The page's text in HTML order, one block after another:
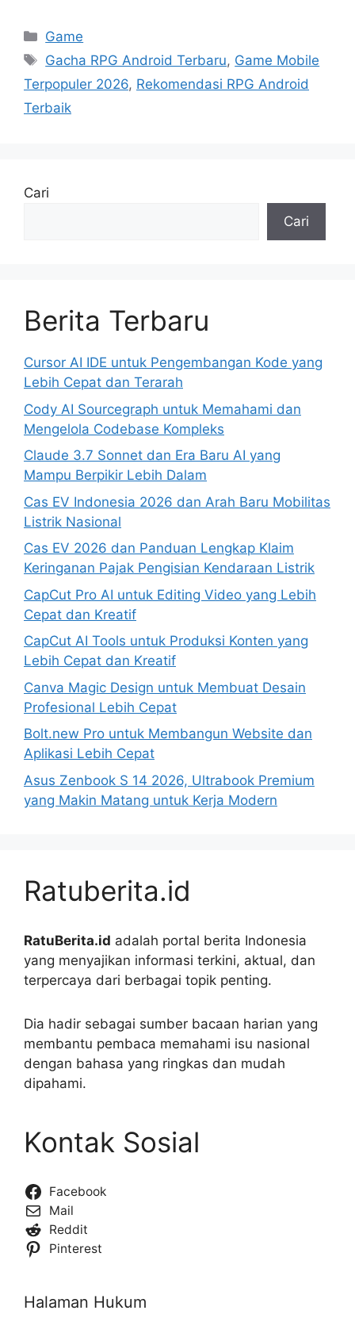
Kategori
Game
Tag
Gacha RPG Android Terbaru, Game Mobile
Terpopuler 2026, Rekomendasi RPG Android
Terbaik
Cari
Cari
Berita Terbaru
Cursor AI IDE untuk Pengembangan Kode yang
Lebih Cepat dan Terarah
Cody AI Sourcegraph untuk Memahami dan
Mengelola Codebase Kompleks
Claude 3.7 Sonnet dan Era Baru AI yang
Mampu Berpikir Lebih Dalam
Cas EV Indonesia 2026 dan Arah Baru Mobilitas
Listrik Nasional
Cas EV 2026 dan Panduan Lengkap Klaim
Keringanan Pajak Pengisian Kendaraan Listrik
CapCut Pro AI untuk Editing Video yang Lebih
Cepat dan Kreatif
CapCut AI Tools untuk Produksi Konten yang
Lebih Cepat dan Kreatif
Canva Magic Design untuk Membuat Desain
Profesional Lebih Cepat
Bolt.new Pro untuk Membangun Website dan
Aplikasi Lebih Cepat
Asus Zenbook S 14 2026, Ultrabook Premium
yang Makin Matang untuk Kerja Modern
Ratuberita.id
RatuBerita.id adalah portal berita Indonesia
yang menyajikan informasi terkini, aktual, dan
terpercaya dari berbagai topik penting.
Dia hadir sebagai sumber bacaan harian yang
membantu pembaca memahami isu nasional
dengan bahasa yang ringkas dan mudah
dipahami.
Kontak Sosial
Facebook
Mail
Reddit
Pinterest
Halaman Hukum